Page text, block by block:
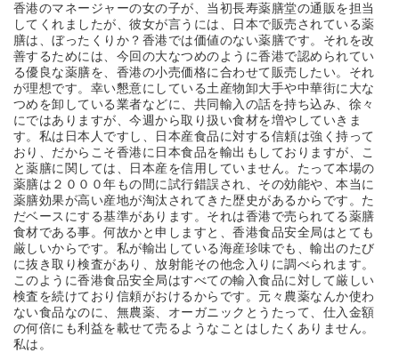
香港のマネージャーの女の子が、当初長寿薬膳堂の通販を担当
してくれましたが、彼女が言うには、日本で販売されている薬
膳は、ぼったくりか？香港では価値のない薬膳です。それを改
善するためには、今回の大なつめのように香港で認められてい
る優良な薬膳を、香港の小売価格に合わせて販売したい。それ
が理想です。幸い懇意にしている土産物卸大手や中華街に大な
つめを卸している業者などに、共同輸入の話を持ち込み、徐々
にではありますが、今週から取り扱い食材を増やしていきま
す。私は日本人ですし、日本産食品に対する信頼は強く持って
おり、だからこそ香港に日本食品を輸出もしておりますが、こ
と薬膳に関しては、日本産を信用していません。たって本場の
薬膳は２０００年もの間に試行錯誤され、その効能や、本当に
薬膳効果が高い産地が淘汰されてきた歴史があるからです。た
だベースにする基準があります。それは香港で売られてる薬膳
食材である事。何故かと申しますと、香港食品安全局はとても
厳しいからです。私が輸出している海産珍味でも、輸出のたび
に抜き取り検査があり、放射能その他念入りに調べられます。
このように香港食品安全局はすべての輸入食品に対して厳しい
検査を続けており信頼がおけるからです。元々農薬なんか使わ
ない食品なのに、無農薬、オーガニックとうたって、仕入金額
の何倍にも利益を載せて売るようなことはしたくありません。
私は。